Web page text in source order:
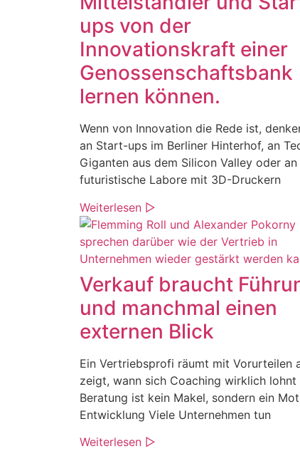
ups von der
Innovationskraft einer
Genossenschaftsbank
lernen können.
Wenn von Innovation die Rede ist,
an Start-ups im Berliner Hinterhof, an
Giganten aus dem Silicon Valley oder an
futuristische Labore mit 3D-Druckern
Weiterlesen ▷
Verkauf braucht
und manchmal einen
externen Blick
Ein Vertriebsprofi räumt mit Vorurteilen
zeigt, wann sich Coaching wirklich lohnt
Beratung ist kein Makel, sondern ein
Entwicklung Viele Unternehmen tun
Weiterlesen ▷